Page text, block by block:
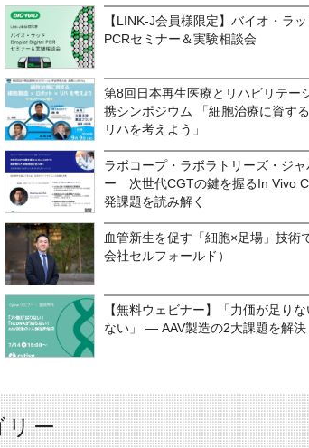
【LINK-J会員様限定】バイオ・ラ
PCRセミナー＆実験相談会
第8回日本再生医療とリハビリテー
携シンポジウム 「細胞治療に資す
リハを考えよう」
ラボコープ・ラボラトリーズ・ジ
ー 次世代CGTの鍵を握るIn Vivo
発課題を読み解く
血管新生を促す「細胞×足場」技術
会社セルフォールド）
【無料ウェビナー】「力価が足り
ない」 ― AAV製造の2大課題を解決
リー